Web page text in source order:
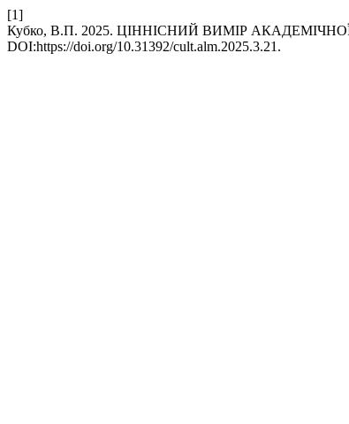
[1]
Кубко, В.П. 2025. ЦІННІСНИЙ ВИМІР
DOI:https://doi.org/10.31392/cult.alm.2025.3.21.